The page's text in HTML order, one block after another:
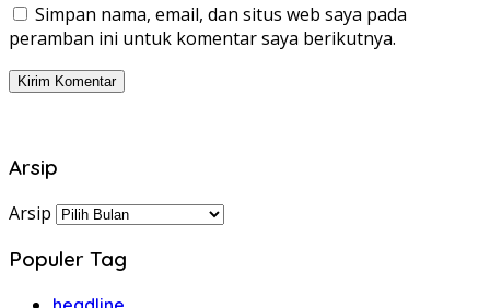
Simpan nama, email, dan situs web saya pada
peramban ini untuk komentar saya berikutnya.
Arsip
Arsip
Populer Tag